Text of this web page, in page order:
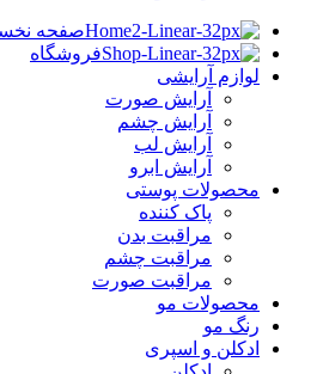
صفحه
فروشگاه
لوازم آرایشی
آرایش صورت
آرایش چشم
آرایش لب
آرایش ابرو
محصولات پوستی
پاک کننده
مراقبت بدن
مراقبت چشم
مراقبت صورت
محصولات مو
رنگ مو
ادکلن و اسپری